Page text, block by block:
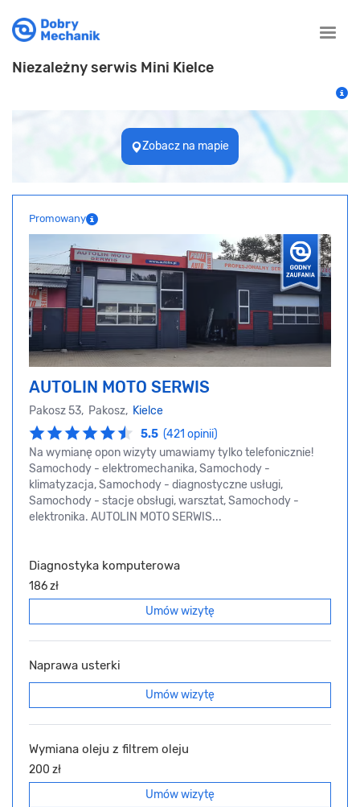
Toggle
Niezależny serwis Mini Kielce
Zobacz na mapie
Promowany
AUTOLIN MOTO SERWIS
Pakosz 53, Pakosz, Kielce
5.5 (421 opinii)
Na wymianę opon wizyty umawiamy tylko telefonicznie!
Samochody - elektromechanika, Samochody -
klimatyzacja, Samochody - diagnostyczne usługi,
Samochody - stacje obsługi, warsztat, Samochody -
elektronika. AUTOLIN MOTO SERWIS...
Diagnostyka komputerowa
186 zł
Umów wizytę
Naprawa usterki
Umów wizytę
Wymiana oleju z filtrem oleju
200 zł
Umów wizytę